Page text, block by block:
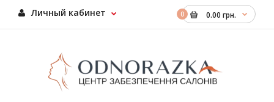
0 0.00 грн.
Личный кабинет